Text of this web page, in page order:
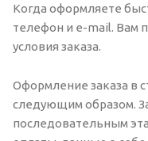
Когда оформляете
телефон и e-mail. Вам
условия заказа.
Оформление заказа в
следующим образом.
последовательным